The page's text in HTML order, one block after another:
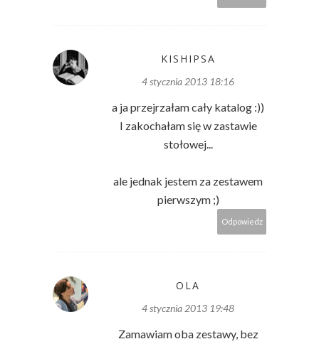
KISHIPSA
4 stycznia 2013 18:16
a ja przejrzałam cały katalog :))
I zakochałam się w zastawie
stołowej...
ale jednak jestem za zestawem
pierwszym ;)
Odpowiedz
OLA
4 stycznia 2013 19:48
Zamawiam oba zestawy, bez